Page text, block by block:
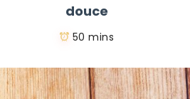
douce
50 mins